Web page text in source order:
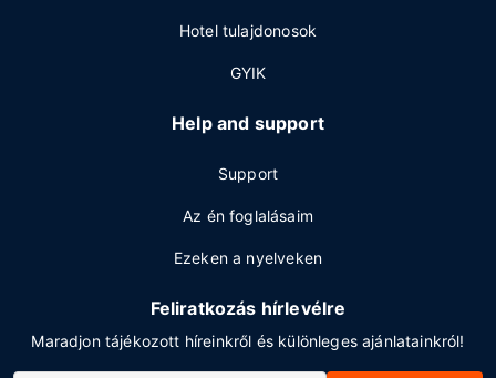
Hotel tulajdonosok
GYIK
Help and support
Support
Az én foglalásaim
Ezeken a nyelveken
Feliratkozás hírlevélre
Maradjon tájékozott híreinkről és különleges ajánlatainkról!